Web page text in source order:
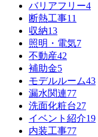
バリアフリー4
断熱工事11
収納13
照明・電気7
不動産42
補助金5
モデルルーム43
漏水関連77
洗面化粧台27
イベント紹介19
内装工事77